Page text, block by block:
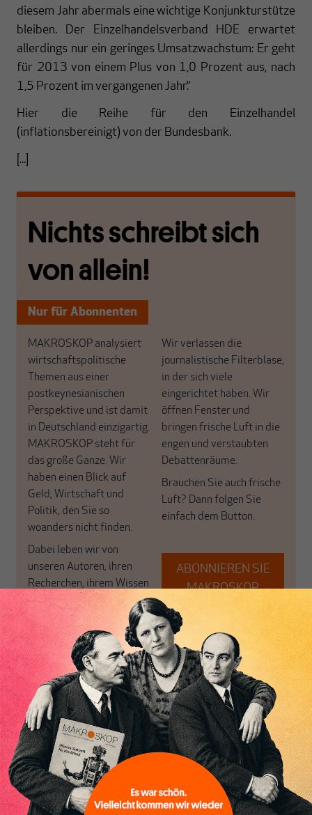
diesem Jahr abermals eine wichtige Konjunkturstütze
bleiben. Der Einzelhandelsverband HDE erwartet
allerdings nur ein geringes Umsatzwachstum: Er geht
für 2013 von einem Plus von 1,0 Prozent aus, nach
1,5 Prozent im vergangenen Jahr.“
Hier die Reihe für den Einzelhandel
(inflationsbereinigt) von der Bundesbank.
[...]
Nichts schreibt sich
von allein!
Nur für Abonnenten
MAKROSKOP analysiert
wirtschaftspolitische
Themen aus einer
postkeynesianischen
Perspektive und ist damit
in Deutschland einzigartig.
MAKROSKOP steht für
das große Ganze. Wir
haben einen Blick auf
Geld, Wirtschaft und
Politik, den Sie so
woanders nicht finden.
Dabei leben wir von
unseren Autoren, ihren
Recherchen, ihrem Wissen
und ihrem Enthusiasmus.
Gemeinsam scheren wir
aus den schmaler
werdenden Leitplanken
des Denkens aus.
Wir verlassen die
journalistische Filterblase,
in der sich viele
eingerichtet haben. Wir
öffnen Fenster und
bringen frische Luft in die
engen und verstaubten
Debattenräume.
Brauchen Sie auch frische
Luft? Dann folgen Sie
einfach dem Button.
ABONNIEREN SIE
MAKROSKOP
Schon Abonnent? Dann
hier
einloggen!
Heiner Flassbeckist Mitbegründer von MAKROSKOP.Er war
Honorarprofessor an der Universität Hamburg, Chef-Volkswirt der
UNCTAD und Staatssekretär im BMF. Seine Hauptarbeitsgebiete sind
die Globalisierung, die Theorie der wirtschaftlichen Entwicklung sowie